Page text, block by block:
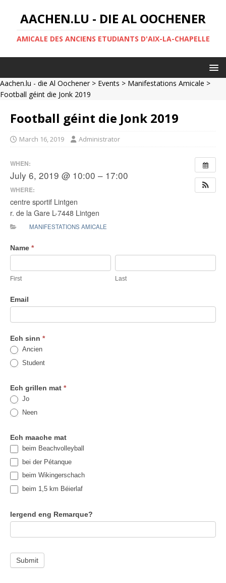
AACHEN.LU - DIE AL OOCHENER
AMICALE DES ANCIENS ETUDIANTS D'AIX-LA-CHAPELLE
Aachen.lu - die Al Oochener> Events > Manifestations Amicale >
Football géint die Jonk 2019
Football géint die Jonk 2019
March 16, 2019 Administrator
WHEN:
July 6, 2019 @ 10:00 – 17:00
WHERE:
centre sportif Lintgen
r. de la Gare L-7448 Lintgen
MANIFESTATIONS AMICALE
Olympiad
mat
dem
AVL
Name *
First Last
Email
Ech sinn *
Ancien
Student
Ech grillen mat *
Jo
Neen
Ech maache mat
beim Beachvolleyball
bei der Pétanque
beim Wikingerschach
beim 1,5 km Béierlaf
Iergend eng Remarque?
Submit